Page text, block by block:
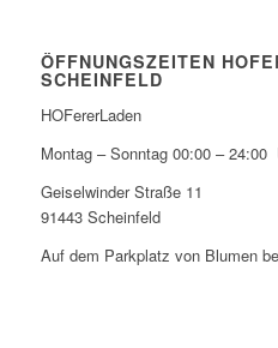
ÖFFNUNGSZEITEN
SCHEINFELD
HOFererLaden
Montag – Sonntag 00:00 – 24:00
Geiselwinder Straße 11
91443 Scheinfeld
Auf dem Parkplatz von Blumen